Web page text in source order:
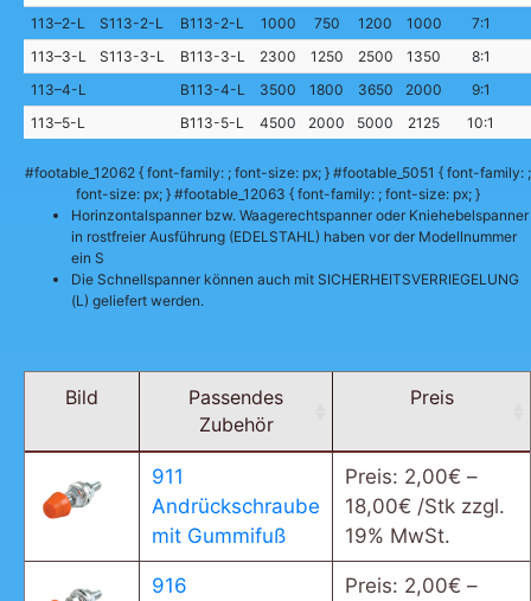
113–2-L
S113-2-L B113-2-L 1000 750 1200 1000
7:1
113–3-L
S113-3-L B113-3-L 2300 1250 2500 1350
8:1
113–4-L
B113-4-L 3500 1800 3650 2000
9:1
113–5-L
B113-5-L 4500 2000 5000 2125 10:1
#footable_12062 { font-family: ; font-size: px; } #footable_5051 { font-family: ;
font-size: px; } #footable_12063 { font-family: ; font-size: px; }
Horinzontalspanner bzw. Waagerechtspanner oder Kniehebelspanner
in rostfreier Ausführung (EDELSTAHL) haben vor der Modellnummer
ein S
Die Schnellspanner können auch mit SICHERHEITSVERRIEGELUNG
(L) geliefert werden.
Bild
Passendes
Zubehör
Preis
911
Andrückschraube
mit Gummifuß
Preis: 2,00€ –
18,00€ /Stk zzgl.
19% MwSt.
916
Preis: 2,00€ –